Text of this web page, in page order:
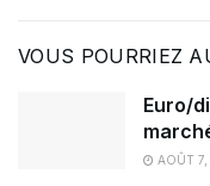
VOUS POURRIEZ
Euro/
AOÛT